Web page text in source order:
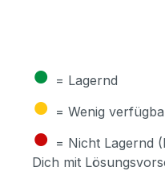
● = Lagernd
● = Wenig
● = Nicht Lagernd
Dich mit